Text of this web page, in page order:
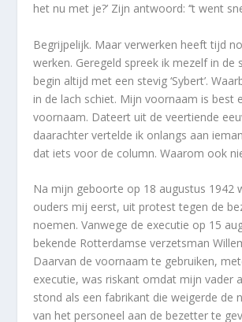
het nu met je?’ Zijn antwoord: ‘’t went
Begrijpelijk. Maar verwerken heeft tijd
werken. Geregeld spreek ik mezelf in de
begin altijd met een stevig ‘Sybert’.
in de lach schiet. Mijn voornaam is best
voornaam. Dateert uit de veertiende
daarachter vertelde ik onlangs aan
dat iets voor de column. Waarom ook
Na mijn geboorte op 18 augustus 1942
ouders mij eerst, uit protest tegen de
noemen. Vanwege de executie op 15
bekende Rotterdamse verzetsman
Daarvan de voornaam te gebruiken,
executie, was riskant omdat mijn vader
stond als een fabrikant die weigerde de
van het personeel aan de bezetter te